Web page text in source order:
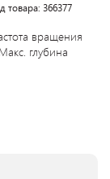
товара: 366377
вращения
Макс. глубина